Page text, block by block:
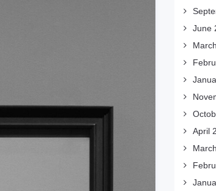
June
April